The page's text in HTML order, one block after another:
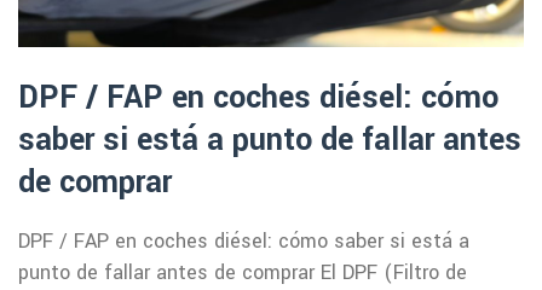
DPF / FAP en coches diésel: cómo
saber si está a punto de fallar antes
de comprar
DPF / FAP en coches diésel: cómo saber si está a
punto de fallar antes de comprar El DPF (Filtro de